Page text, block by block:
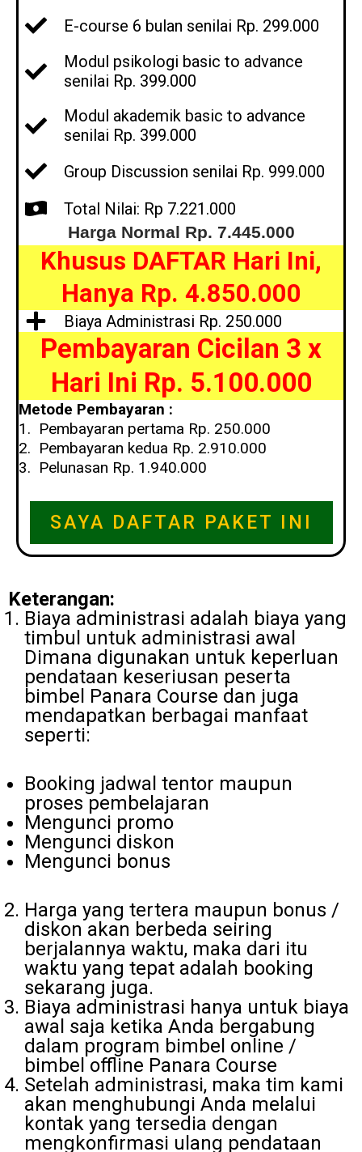
E-course 6 bulan senilai Rp. 299.000
Modul psikologi basic to advance
senilai Rp. 399.000
Modul akademik basic to advance
senilai Rp. 399.000
Group Discussion senilai Rp. 999.000
Total Nilai: Rp 7.221.000
Harga Normal Rp. 7.445.000
Khusus DAFTAR Hari Ini,
Hanya Rp. 4.850.000
Biaya Administrasi Rp. 250.000
Pembayaran Cicilan 3 x
Hari Ini Rp. 5.100.000
Metode Pembayaran :
Pembayaran pertama Rp. 250.000
Pembayaran kedua Rp. 2.910.000
Pelunasan Rp. 1.940.000
SAYA DAFTAR PAKET INI
Keterangan:
Biaya administrasi adalah biaya yang
timbul untuk administrasi awal
Dimana digunakan untuk keperluan
pendataan keseriusan peserta
bimbel Panara Course dan juga
mendapatkan berbagai manfaat
seperti:
Booking jadwal tentor maupun
proses pembelajaran
Mengunci promo
Mengunci diskon
Mengunci bonus
Harga yang tertera maupun bonus /
diskon akan berbeda seiring
berjalannya waktu, maka dari itu
waktu yang tepat adalah booking
sekarang juga.
Biaya administrasi hanya untuk biaya
awal saja ketika Anda bergabung
dalam program bimbel online /
bimbel offline Panara Course
Setelah administrasi, maka tim kami
akan menghubungi Anda melalui
kontak yang tersedia dengan
mengkonfirmasi ulang pendataan